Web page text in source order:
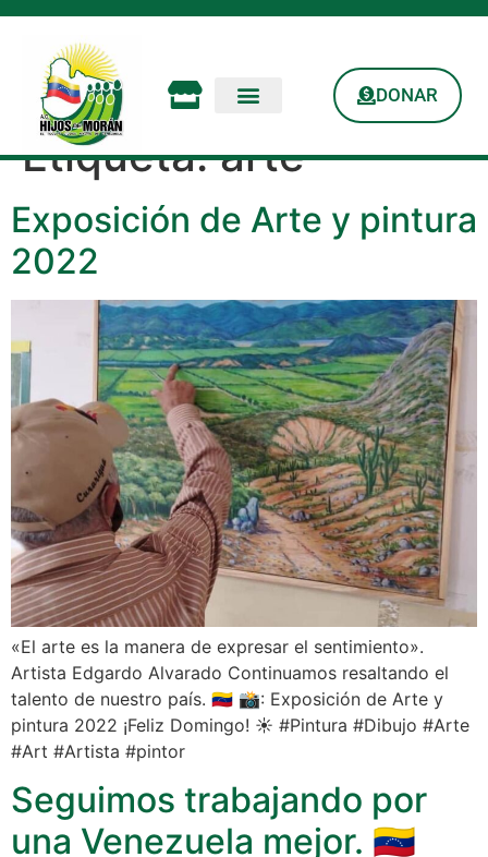
DONAR
Etiqueta:arte
Exposición de Arte y pintura
2022
«El arte es la manera de expresar el sentimiento».
Artista Edgardo Alvarado Continuamos resaltando el
talento de nuestro país. 🇻🇪 📸: Exposición de Arte y
pintura 2022 ¡Feliz Domingo! ☀️ #Pintura #Dibujo #Arte
#Art #Artista #pintor
Seguimos trabajando por
una Venezuela mejor. 🇻🇪